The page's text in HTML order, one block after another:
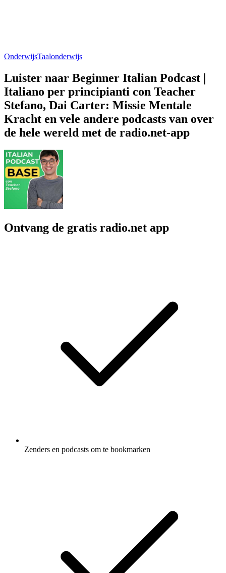
OnderwijsTaalonderwijs
Luister naar Beginner Italian Podcast |
Italiano per principianti con Teacher
Stefano, Dai Carter: Missie Mentale
Kracht en vele andere podcasts van over
de hele wereld met de radio.net-app
Ontvang de gratis radio.net app
Zenders en podcasts om te bookmarken